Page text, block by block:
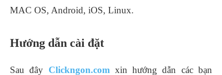
MAC OS, Android, iOS, Linux.
Hướng dẫn cài đặt
Sau đây Clickngon.com xin hướng dẫn các bạn